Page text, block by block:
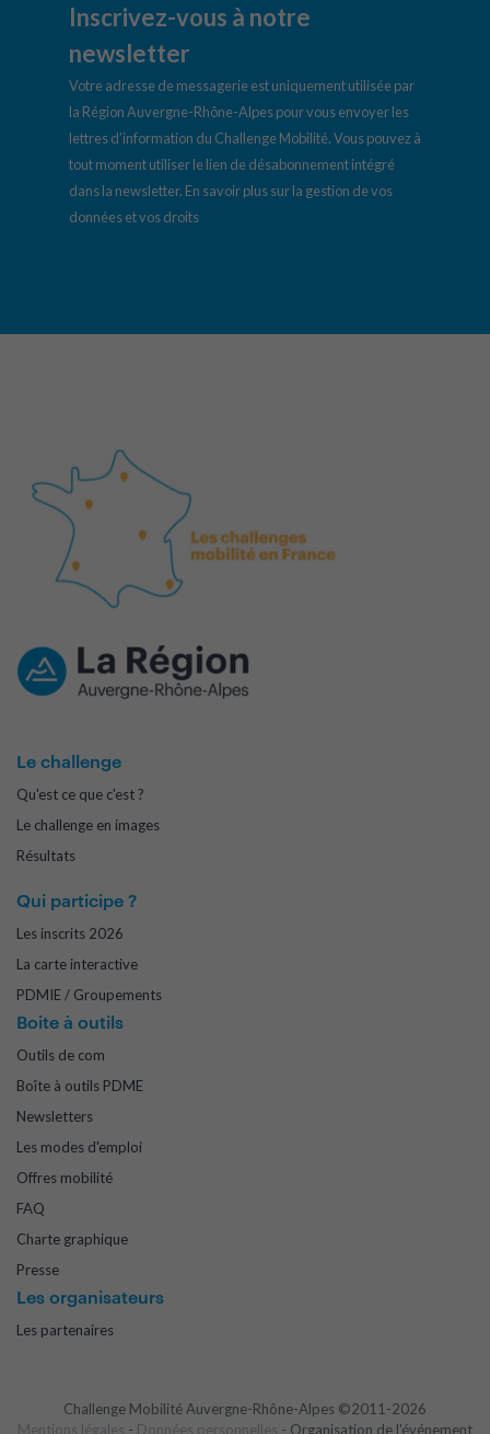
Inscrivez-vous à notre
newsletter
Votre adresse de messagerie est uniquement utilisée par
la Région Auvergne-Rhône-Alpes pour vous envoyer les
lettres d’information du Challenge Mobilité. Vous pouvez à
tout moment utiliser le lien de désabonnement intégré
dans la newsletter. En savoir plus sur la gestion de vos
données et vos droits
Le challenge
Qu'est ce que c'est ?
Le challenge en images
Résultats
Qui participe ?
Les inscrits 2026
La carte interactive
PDMIE / Groupements
Boite à outils
Outils de com
Boîte à outils PDME
Newsletters
Les modes d'emploi
Offres mobilité
FAQ
Charte graphique
Presse
Les organisateurs
Les partenaires
Challenge Mobilité Auvergne-Rhône-Alpes ©2011-2026
Mentions légales - Données personnelles - Organisation de l'événement